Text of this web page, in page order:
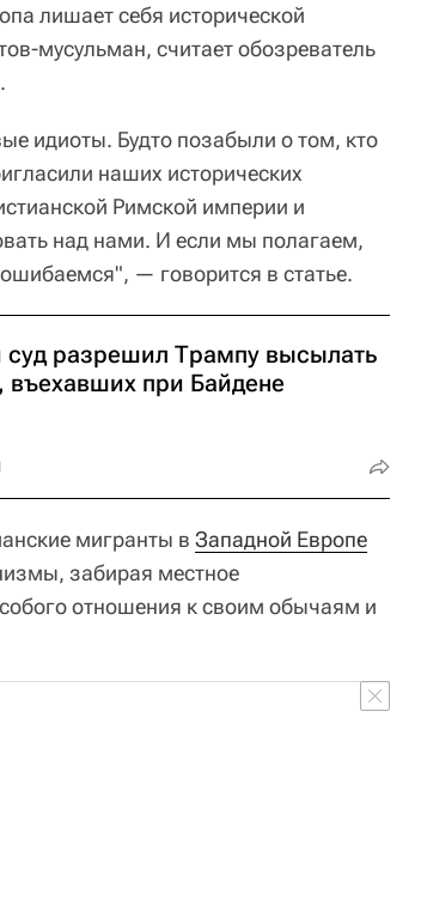
лишает себя исторической
мусульман, считает обозреватель
идиоты. Будто позабыли о том, кто
наших исторических
Римской империи и
над нами. И если мы полагаем,
— говорится в статье.
суд разрешил Трампу высылать
въехавших при Байдене
мигранты в Западной Европе
забирая местное
отношения к своим обычаям и